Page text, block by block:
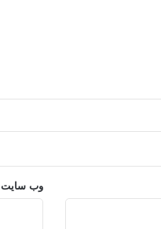
وب‌ سایت